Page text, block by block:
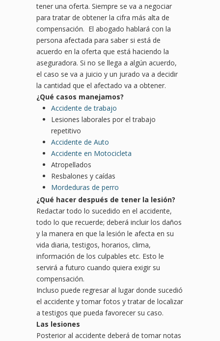
tener una oferta. Siempre se va a negociar
para tratar de obtener la cifra más alta de
compensación. El abogado hablará con la
persona afectada para saber si está de
acuerdo en la oferta que está haciendo la
aseguradora. Si no se llega a algún acuerdo,
el caso se va a juicio y un jurado va a decidir
la cantidad que el afectado va a obtener.
¿Qué casos manejamos?
Accidente de trabajo
Lesiones laborales por el trabajo
repetitivo
Accidente de Auto
Accidente en Motocicleta
Atropellados
Resbalones y caídas
Mordeduras de perro
¿Qué hacer después de tener la lesión?
Redactar todo lo sucedido en el accidente,
todo lo que recuerde; deberá incluir los daños
y la manera en que la lesión le afecta en su
vida diaria, testigos, horarios, clima,
información de los culpables etc. Esto le
servirá a futuro cuando quiera exigir su
compensación.
Incluso puede regresar al lugar donde sucedió
el accidente y tomar fotos y tratar de localizar
a testigos que pueda favorecer su caso.
Las lesiones
Posterior al accidente deberá de tomar notas